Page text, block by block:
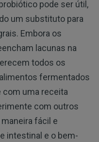
pode ser útil,
um substituto para
Embora os
lacunas na
todos os
fermentados
com uma receita
com outros
fácil e
intestinal e o bem-